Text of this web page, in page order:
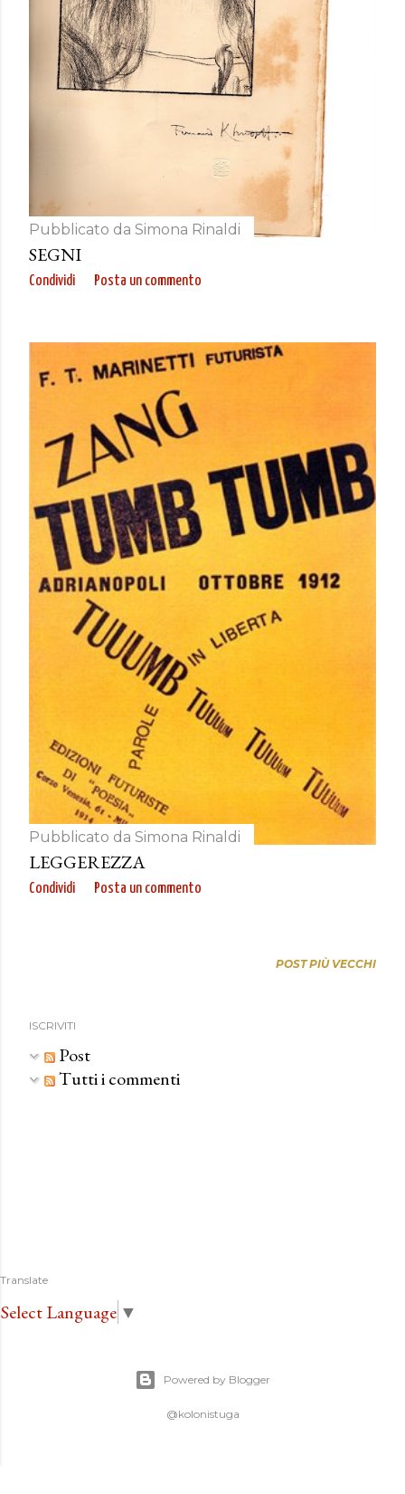
Pubblicato da Simona Rinaldi
SEGNI
Condividi Posta un commento
Pubblicato da Simona Rinaldi
LEGGEREZZA
Condividi Posta un commento
POST PIÙ VECCHI
ISCRIVITI
Post
Tutti i commenti
Translate
Select Language ▼
Powered by Blogger
@kolonistuga